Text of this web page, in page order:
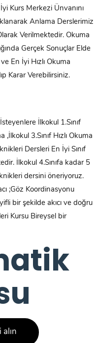
Kurs Merkezi Ünvanını
Anlama Derslerimiz
Verilmektedir. Okuma
Gerçek Sonuçlar Elde
ve En İyi Hızlı Okuma
Karar Verebilirsiniz.
İlkokul 1.Sınıf
,İlkokul 3.Sınıf Hızlı Okuma
Dersleri En İyi Sınıf
İlkokul 4.Sınıfa kadar 5
dersini öneriyoruz.
;Göz Koordinasyonu
bir şekilde akıcı ve doğru
Kursu Bireysel bir
alın